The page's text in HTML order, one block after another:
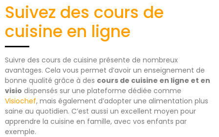
Suivez des cours de
cuisine en ligne
Suivre des cours de cuisine présente de nombreux
avantages. Cela vous permet d’avoir un enseignement de
bonne qualité grâce à des cours de cuisine en ligne et en
visio dispensés sur une plateforme dédiée comme
Visiochef, mais également d’adopter une alimentation plus
saine au quotidien. C’est aussi un excellent moyen pour
apprendre la cuisine en famille, avec vos enfants par
exemple.